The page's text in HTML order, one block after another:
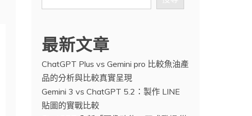
最新文章
ChatGPT Plus vs Gemini pro 比較魚油產
品的分析與比較真實呈現
Gemini 3 vs ChatGPT 5.2：製作 LINE
貼圖的實戰比較